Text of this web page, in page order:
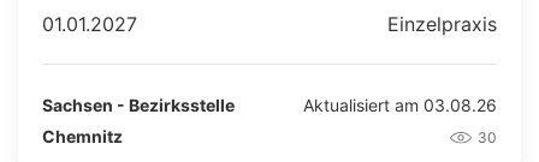
01.01.2027 Einzelpraxis
Sachsen - Bezirksstelle
Chemnitz
Aktualisiert am 03.08.26
30